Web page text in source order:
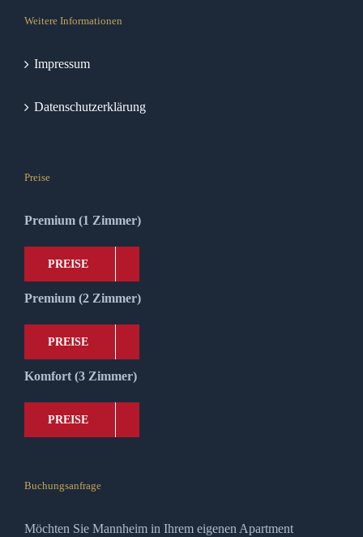
Weitere Informationen
Impressum
Datenschutzerklärung
Preise
Premium (1 Zimmer)
PREISE
Premium (2 Zimmer)
PREISE
Komfort (3 Zimmer)
PREISE
Buchungsanfrage
Möchten Sie Mannheim in Ihrem eigenen Apartment